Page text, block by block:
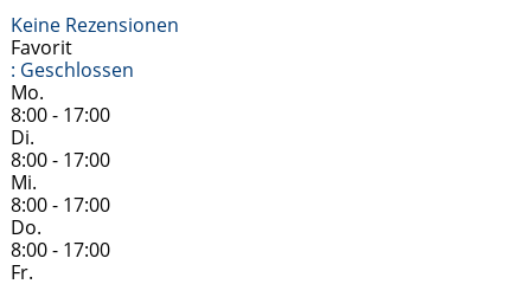
Keine Rezensionen
Favorit
: Geschlossen
Mo.
8:00 - 17:00
Di.
8:00 - 17:00
Mi.
8:00 - 17:00
Do.
8:00 - 17:00
Fr.